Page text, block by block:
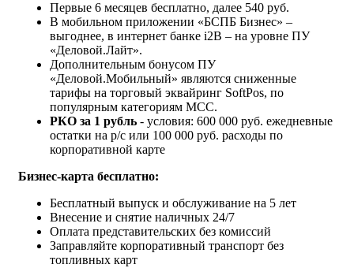
Первые 6 месяцев бесплатно, далее 540 руб.
В мобильном приложении «БСПБ Бизнес» –
выгоднее, в интернет банке i2B – на уровне ПУ
«Деловой.Лайт».
Дополнительным бонусом ПУ
«Деловой.Мобильный» являются сниженные
тарифы на торговый эквайринг SoftPos, по
популярным категориям МСС.
РКО за 1 рубль - условия: 600 000 руб. ежедневные
остатки на р/с или 100 000 руб. расходы по
корпоративной карте
Бизнес-карта бесплатно:
Бесплатный выпуск и обслуживание на 5 лет
Внесение и снятие наличных 24/7
Оплата представительских без комиссий
Заправляйте корпоративный транспорт без
топливных карт